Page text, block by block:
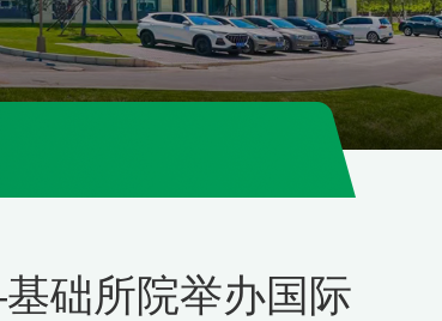
础所院举办国际